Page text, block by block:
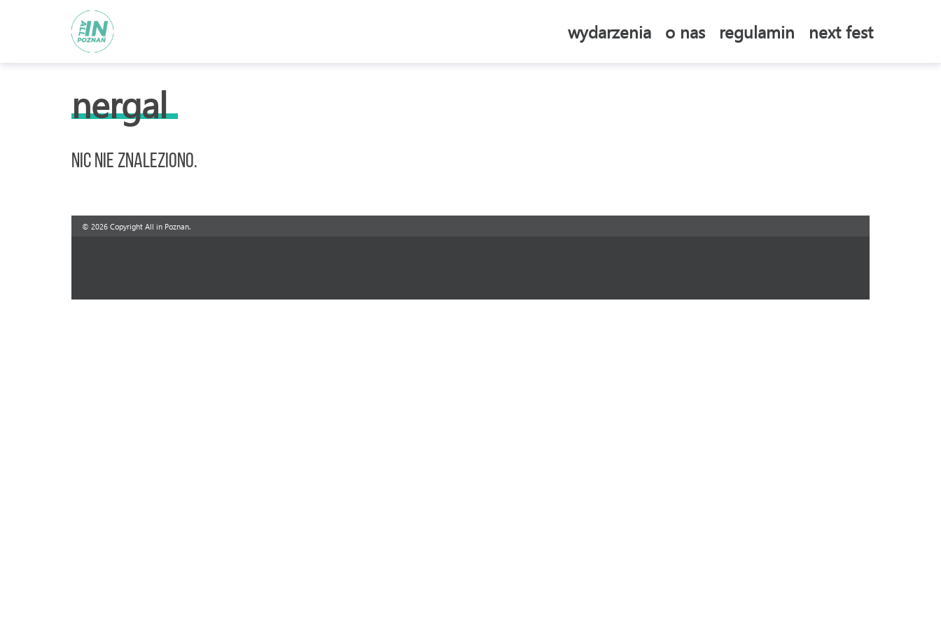
wydarzenia o nas regulamin next fest
nergal
Nic nie znaleziono.
© 2026 Copyright All in Poznan.